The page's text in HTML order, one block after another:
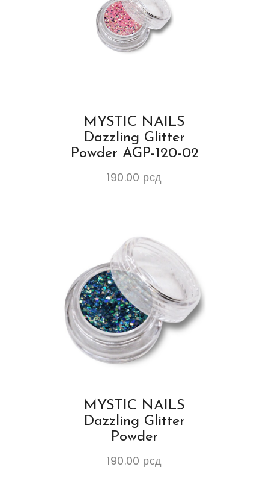
MYSTIC NAILS
Dazzling Glitter
Powder AGP-120-02
190.00 рсд
MYSTIC NAILS
Dazzling Glitter
Powder
190.00 рсд